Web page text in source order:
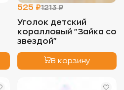
525 ₽1213 ₽
Уголок детский
коралловый "Зайка со
звездой"
В корзину